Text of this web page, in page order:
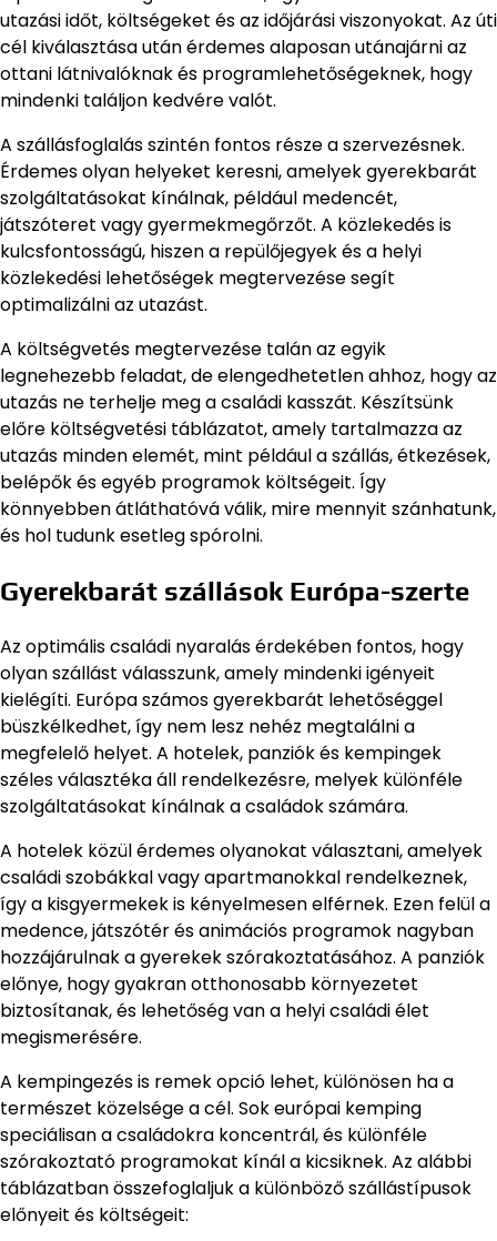
utazási időt, költségeket és az időjárási viszonyokat. Az úti
cél kiválasztása után érdemes alaposan utánajárni az
ottani látnivalóknak és programlehetőségeknek, hogy
mindenki találjon kedvére valót.
A szállásfoglalás szintén fontos része a szervezésnek.
Érdemes olyan helyeket keresni, amelyek gyerekbarát
szolgáltatásokat kínálnak, például medencét,
játszóteret vagy gyermekmegőrzőt. A közlekedés is
kulcsfontosságú, hiszen a repülőjegyek és a helyi
közlekedési lehetőségek megtervezése segít
optimalizálni az utazást.
A költségvetés megtervezése talán az egyik
legnehezebb feladat, de elengedhetetlen ahhoz, hogy az
utazás ne terhelje meg a családi kasszát. Készítsünk
előre költségvetési táblázatot, amely tartalmazza az
utazás minden elemét, mint például a szállás, étkezések,
belépők és egyéb programok költségeit. Így
könnyebben átláthatóvá válik, mire mennyit szánhatunk,
és hol tudunk esetleg spórolni.
Gyerekbarát szállások Európa-szerte
Az optimális családi nyaralás érdekében fontos, hogy
olyan szállást válasszunk, amely mindenki igényeit
kielégíti. Európa számos gyerekbarát lehetőséggel
büszkélkedhet, így nem lesz nehéz megtalálni a
megfelelő helyet. A hotelek, panziók és kempingek
széles választéka áll rendelkezésre, melyek különféle
szolgáltatásokat kínálnak a családok számára.
A hotelek közül érdemes olyanokat választani, amelyek
családi szobákkal vagy apartmanokkal rendelkeznek,
így a kisgyermekek is kényelmesen elférnek. Ezen felül a
medence, játszótér és animációs programok nagyban
hozzájárulnak a gyerekek szórakoztatásához. A panziók
előnye, hogy gyakran otthonosabb környezetet
biztosítanak, és lehetőség van a helyi családi élet
megismerésére.
A kempingezés is remek opció lehet, különösen ha a
természet közelsége a cél. Sok európai kemping
speciálisan a családokra koncentrál, és különféle
szórakoztató programokat kínál a kicsiknek. Az alábbi
táblázatban összefoglaljuk a különböző szállástípusok
előnyeit és költségeit: